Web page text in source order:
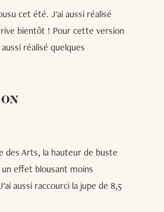
cet été. J'ai aussi réalisé
bientôt ! Pour cette version
réalisé quelques
des Arts, la hauteur de buste
effet blousant moins
aussi raccourci la jupe de 8,5